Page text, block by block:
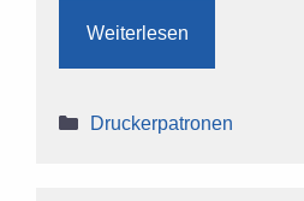
Weiterlesen
Kategorien
Druckerpatronen